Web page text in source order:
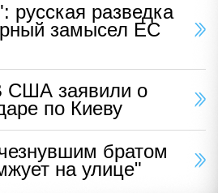
русская разведка
замысел ЕС
США заявили о
по Киеву
братом
на улице"